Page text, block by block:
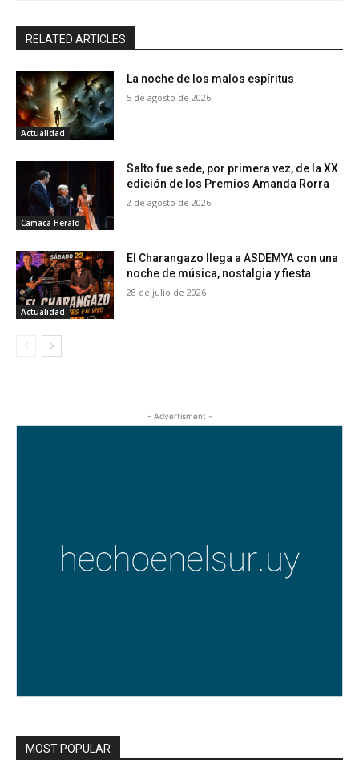
RELATED ARTICLES
Actualidad
La noche de los malos espíritus
5 de agosto de 2026
Camaca Herald
Salto fue sede, por primera vez, de la XX
edición de los Premios Amanda Rorra
2 de agosto de 2026
Actualidad
El Charangazo llega a ASDEMYA con una
noche de música, nostalgia y fiesta
28 de julio de 2026
- Advertisment -
MOST POPULAR